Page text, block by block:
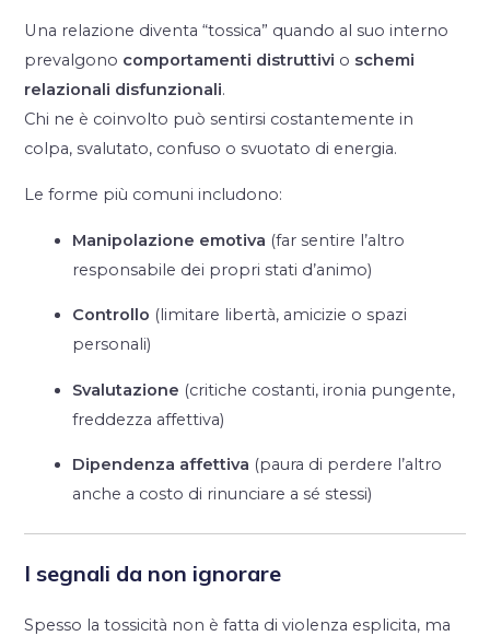
Una relazione diventa “tossica” quando al suo interno
prevalgono comportamenti distruttivi o schemi
relazionali disfunzionali.
Chi ne è coinvolto può sentirsi costantemente in
colpa, svalutato, confuso o svuotato di energia.
Le forme più comuni includono:
Manipolazione emotiva (far sentire l’altro
responsabile dei propri stati d’animo)
Controllo (limitare libertà, amicizie o spazi
personali)
Svalutazione (critiche costanti, ironia pungente,
freddezza affettiva)
Dipendenza affettiva (paura di perdere l’altro
anche a costo di rinunciare a sé stessi)
I segnali da non ignorare
Spesso la tossicità non è fatta di violenza esplicita, ma